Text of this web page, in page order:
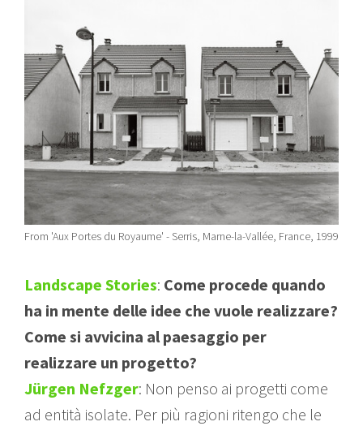
From 'Aux Portes du Royaume' - Serris, Marne-la-Vallée, France, 1999
Landscape Stories: Come procede quando
ha in mente delle idee che vuole realizzare?
Come si avvicina al paesaggio per
realizzare un progetto?
Jürgen Nefzger: Non penso ai progetti come
ad entità isolate. Per più ragioni ritengo che le